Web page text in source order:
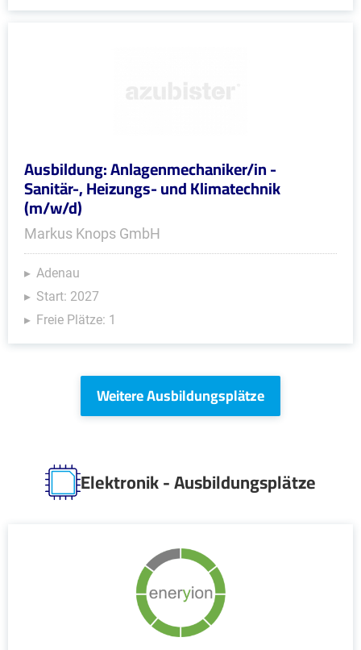
Ausbildung: Anlagenmechaniker/in -
Sanitär-, Heizungs- und Klimatechnik
(m/w/d)
Markus Knops GmbH
Adenau
Start: 2027
Freie Plätze: 1
Weitere Ausbildungsplätze
Elektronik - Ausbildungsplätze